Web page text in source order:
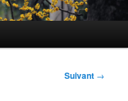
Suivant →